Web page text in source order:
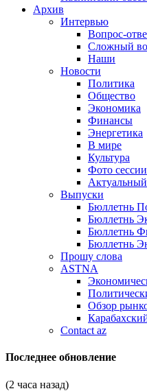
Архив
Интервью
Вопрос-
Сложный
Наши
Новости
Политика
Общество
Экономика
Финансы
Энергетика
В мире
Культура
Фото сессии
Выпуски
Бюллетнь
Бюллетнь
Бюллетнь
Бюллетнь
Прошу слова
ASTNA
Обзор
Contact az
Последнее обновление
(2 часа назад)